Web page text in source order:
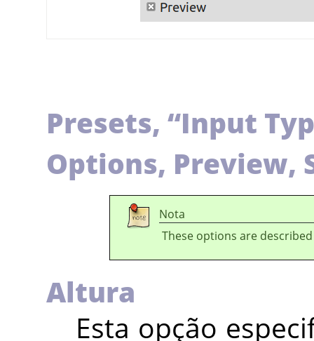
Presets, “Input
Options, Preview,
Nota
These options are
Altura
Esta opção